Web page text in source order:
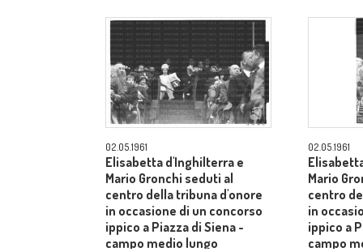
02.05.1961
Elisabetta d'Inghilterra e
Mario Gronchi seduti al
centro della tribuna d'onore
in occasione di un concorso
ippico a Piazza di Siena -
campo medio lungo
02.05.1961
Mario
centro
in
ippico a
campo